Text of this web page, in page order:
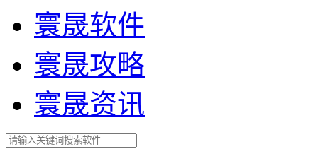
寰晟软件
寰晟攻略
寰晟资讯